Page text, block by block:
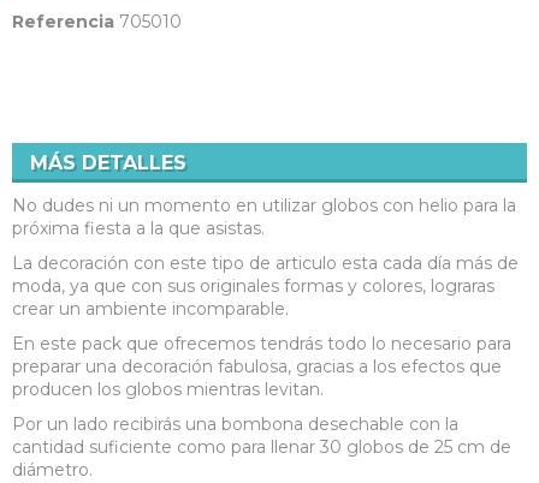
Referencia 705010
MÁS DETALLES
No dudes ni un momento en utilizar globos con helio para la
próxima fiesta a la que asistas.
La decoración con este tipo de articulo esta cada día más de
moda, ya que con sus originales formas y colores, lograras
crear un ambiente incomparable.
En este pack que ofrecemos tendrás todo lo necesario para
preparar una decoración fabulosa, gracias a los efectos que
producen los globos mientras levitan.
Por un lado recibirás una bombona desechable con la
cantidad suficiente como para llenar 30 globos de 25 cm de
diámetro.